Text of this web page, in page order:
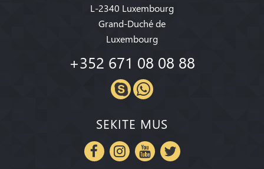
L-2340 Luxembourg
Grand-Duché de
Luxembourg
+352 671 08 08 88
SEKITE MUS